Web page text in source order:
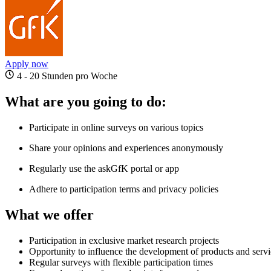
Apply now
4 - 20 Stunden pro Woche
What are you going to do:
Participate in online surveys on various topics
Share your opinions and experiences anonymously
Regularly use the askGfK portal or app
Adhere to participation terms and privacy policies
What we offer
Participation in exclusive market research projects
Opportunity to influence the development of products and
Regular surveys with flexible participation times